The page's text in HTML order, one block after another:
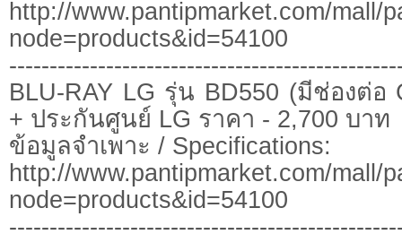
http://www.pantipmarket.com/mall/
node=products&id=54100
BLU-RAY LG รุ่น BD550 (มีช่องต่อ
+ ประกันศูนย์ LG ราคา - 2,700 บาท
ข้อมูลจำเพาะ / Specifications:
http://www.pantipmarket.com/mall/
node=products&id=54100